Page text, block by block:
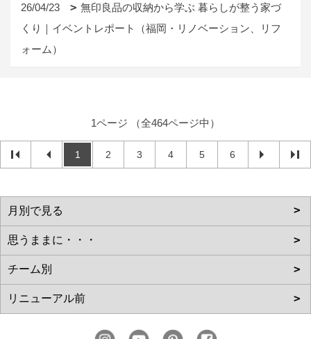
26/04/23
無印良品の収納から学ぶ 暮らしが整う家づ
くり｜イベントレポート（福岡・リノベーション、リフ
ォーム）
1ページ （全464ページ中）
1 2 3 4 5 6